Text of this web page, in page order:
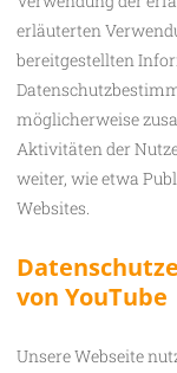
erläuterten
bereitgestellten
möglicherweise
Aktivitäten der
weiter, wie etwa
Websites.
von YouTube
Unsere Webseite